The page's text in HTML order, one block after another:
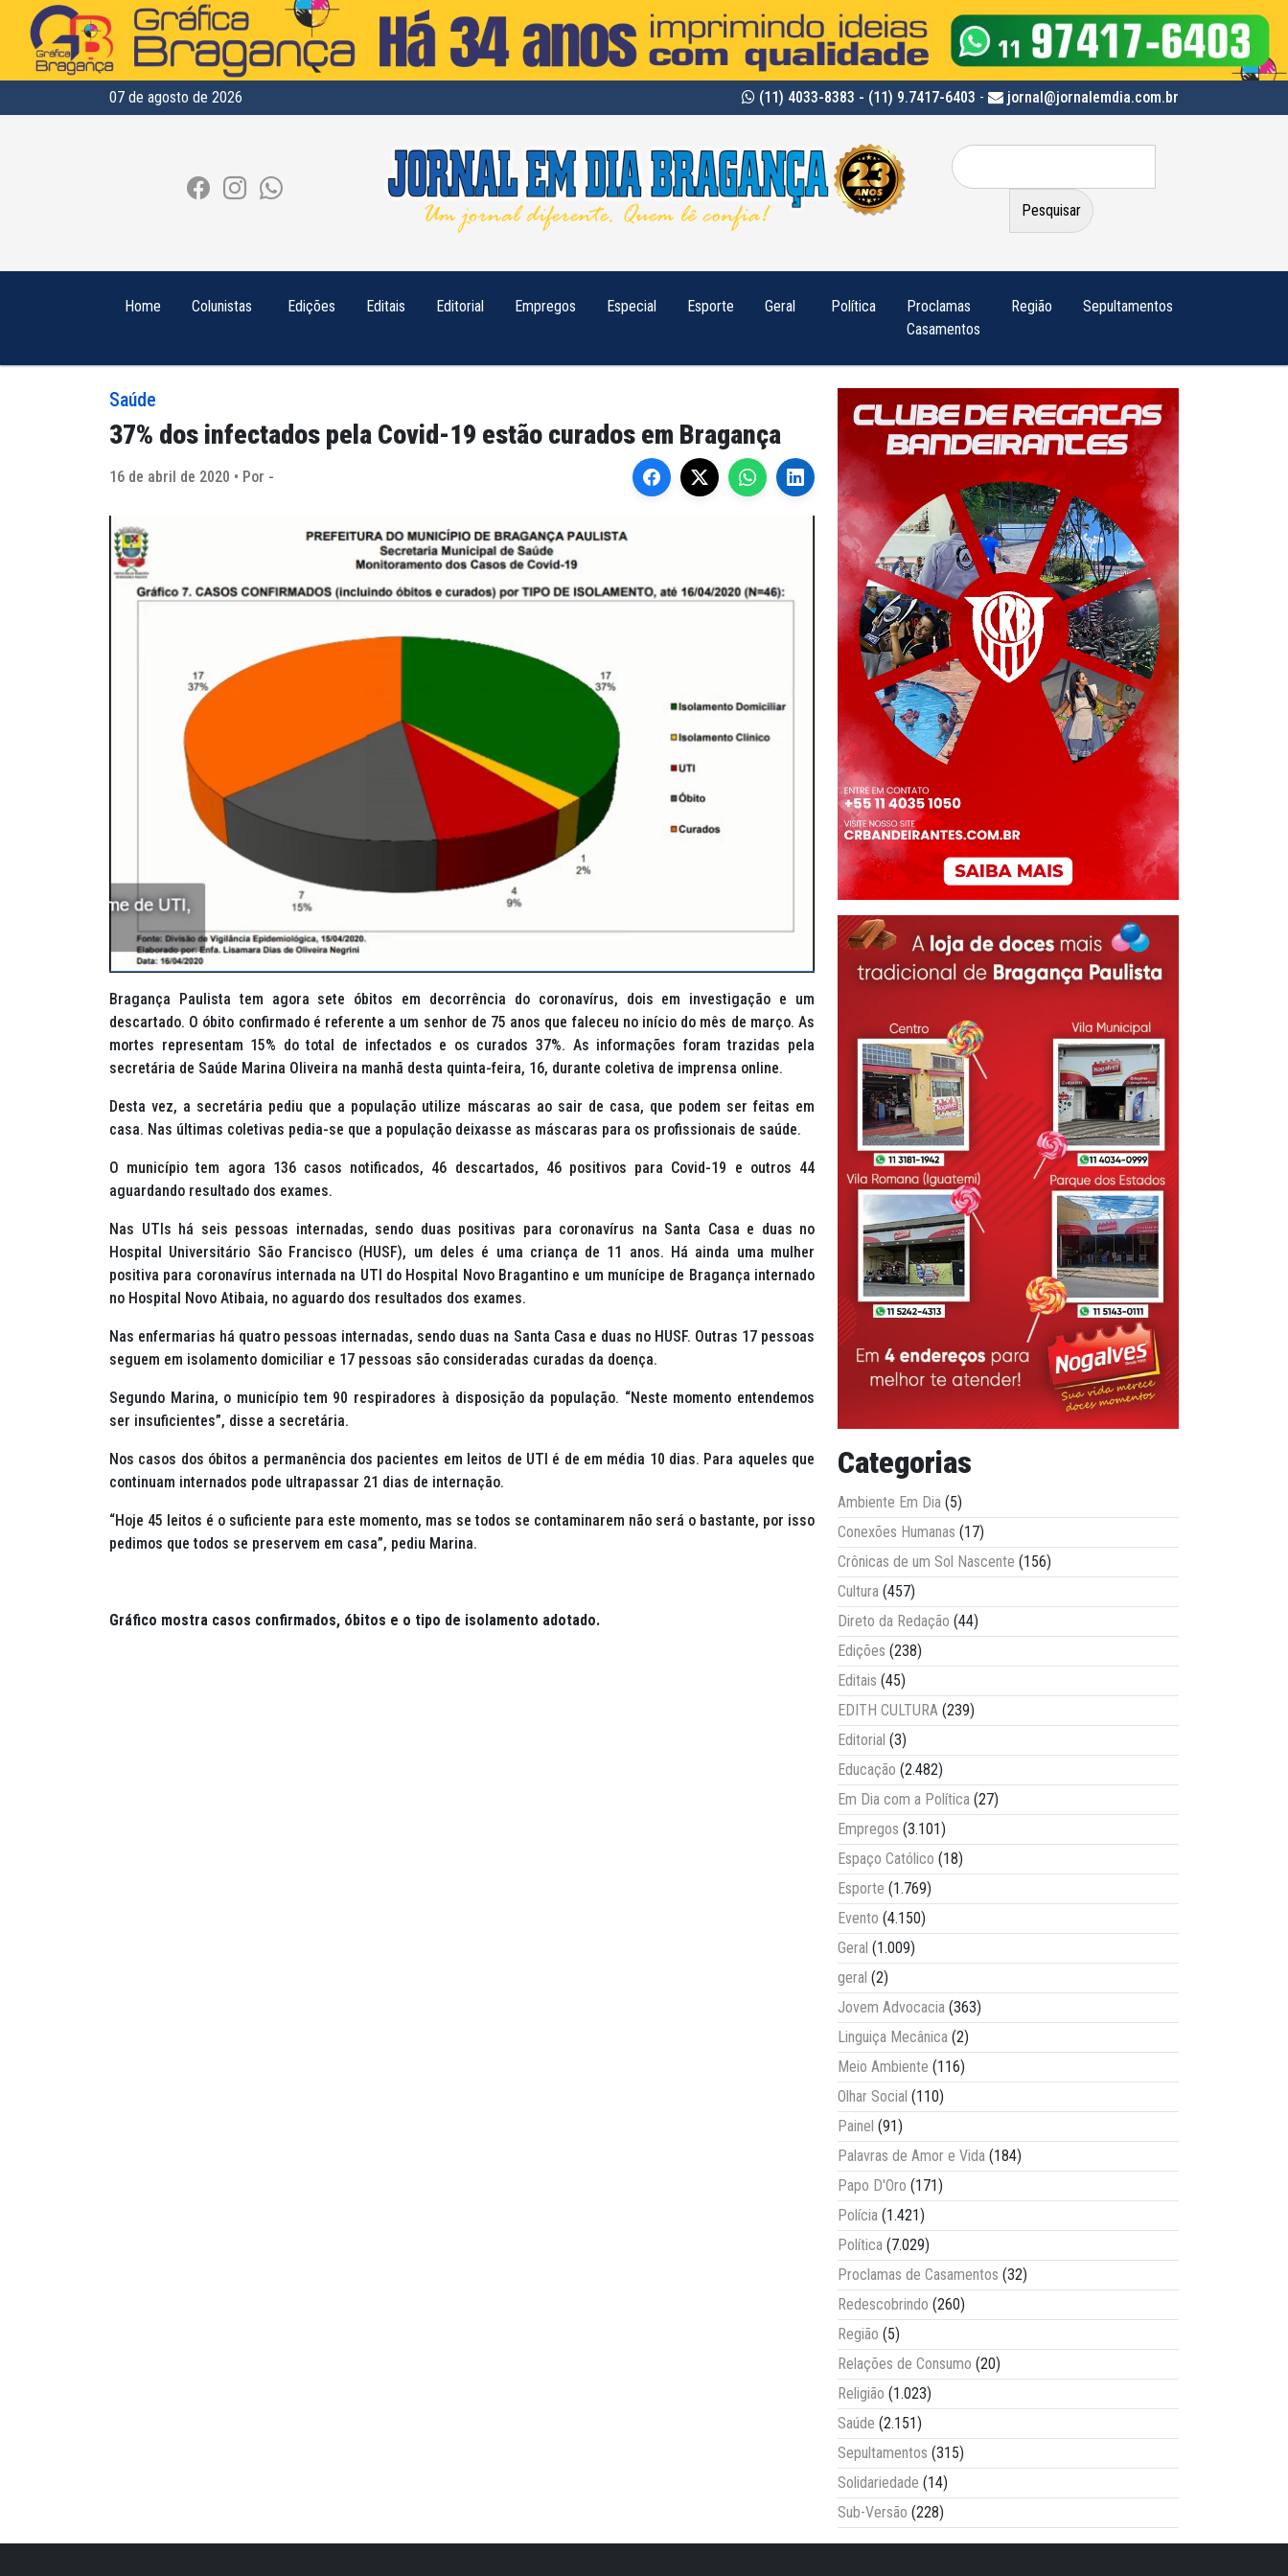
07 de agosto de 2026 (11) 4033-8383 - (11) 9.7417-6403 - jornal@jornalemdia.com.br
Pesquisar
por:
Home Colunistas Edições Editais Editorial Empregos Especial Esporte Geral Política
Proclamas
Casamentos
Região Sepultamentos
Saúde
37% dos infectados pela Covid-19 estão curados em Bragança
16 de abril de 2020 • Por -
Bragança Paulista tem agora sete óbitos em decorrência do coronavírus, dois em investigação e um
descartado. O óbito confirmado é referente a um senhor de 75 anos que faleceu no início do mês de março. As
mortes representam 15% do total de infectados e os curados 37%. As informações foram trazidas pela
secretária de Saúde Marina Oliveira na manhã desta quinta-feira, 16, durante coletiva de imprensa online.
Desta vez, a secretária pediu que a população utilize máscaras ao sair de casa, que podem ser feitas em
casa. Nas últimas coletivas pedia-se que a população deixasse as máscaras para os profissionais de saúde.
O município tem agora 136 casos notificados, 46 descartados, 46 positivos para Covid-19 e outros 44
aguardando resultado dos exames.
Nas UTIs há seis pessoas internadas, sendo duas positivas para coronavírus na Santa Casa e duas no
Hospital Universitário São Francisco (HUSF), um deles é uma criança de 11 anos. Há ainda uma mulher
positiva para coronavírus internada na UTI do Hospital Novo Bragantino e um munícipe de Bragança internado
no Hospital Novo Atibaia, no aguardo dos resultados dos exames.
Nas enfermarias há quatro pessoas internadas, sendo duas na Santa Casa e duas no HUSF. Outras 17 pessoas
seguem em isolamento domiciliar e 17 pessoas são consideradas curadas da doença.
Segundo Marina, o município tem 90 respiradores à disposição da população. “Neste momento entendemos
ser insuficientes”, disse a secretária.
Nos casos dos óbitos a permanência dos pacientes em leitos de UTI é de em média 10 dias. Para aqueles que
continuam internados pode ultrapassar 21 dias de internação.
“Hoje 45 leitos é o suficiente para este momento, mas se todos se contaminarem não será o bastante, por isso
pedimos que todos se preservem em casa”, pediu Marina.
Gráfico mostra casos confirmados, óbitos e o tipo de isolamento adotado.
Categorias
Ambiente Em Dia (5)
Conexões Humanas (17)
Crônicas de um Sol Nascente (156)
Cultura (457)
Direto da Redação (44)
Edições (238)
Editais (45)
EDITH CULTURA (239)
Editorial (3)
Educação (2.482)
Em Dia com a Política (27)
Empregos (3.101)
Espaço Católico (18)
Esporte (1.769)
Evento (4.150)
Geral (1.009)
geral (2)
Jovem Advocacia (363)
Linguiça Mecânica (2)
Meio Ambiente (116)
Olhar Social (110)
Painel (91)
Palavras de Amor e Vida (184)
Papo D'Oro (171)
Polícia (1.421)
Política (7.029)
Proclamas de Casamentos (32)
Redescobrindo (260)
Região (5)
Relações de Consumo (20)
Religião (1.023)
Saúde (2.151)
Sepultamentos (315)
Solidariedade (14)
Sub-Versão (228)